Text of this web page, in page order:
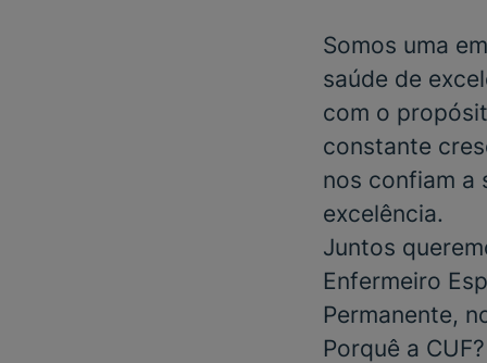
Somos uma
saúde de
com o
constante
nos confiam a
excelência.
Juntos
Enfermeiro
Permanente,
Porquê a CUF?